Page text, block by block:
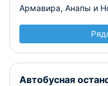
Армавира, Анапы и
Автобусная